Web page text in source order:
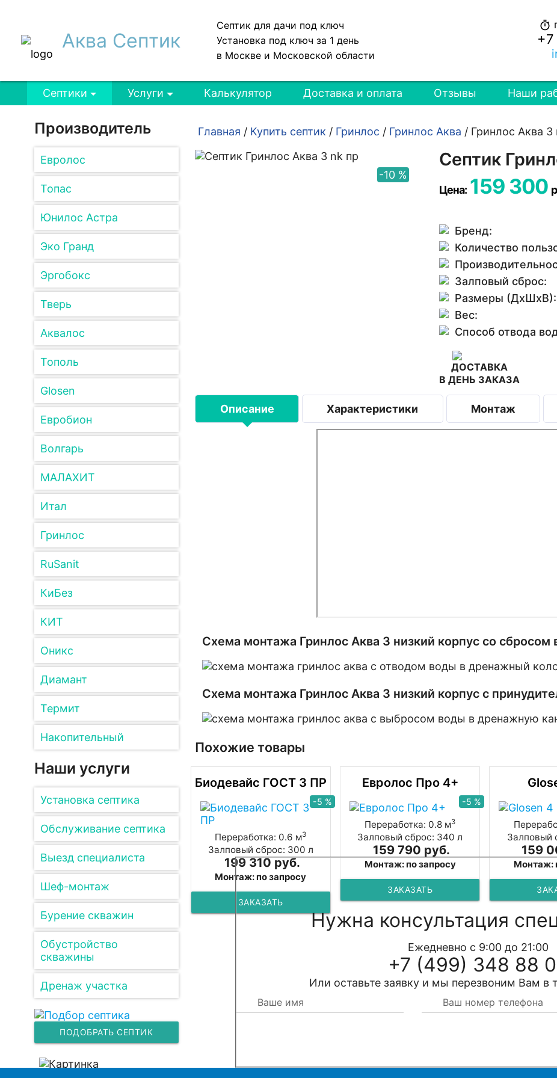
Аква Септик
Септик для дачи под ключ
Установка под ключ за 1 день
в Москве и Московской области
timer
Септики Услуги Калькулятор Доставка и оплата Отзывы Наши
Производитель
Евролос
Топас
Юнилос Астра
Эко Гранд
Эргобокс
Тверь
Аквалос
Тополь
Glosen
Евробион
Волгарь
МАЛАХИТ
Итал
Гринлос
RuSanit
КиБез
КИТ
Оникс
Диамант
Термит
Накопительный
Наши услуги
Установка септика
Обслуживание септика
Выезд специалиста
Шеф-монтаж
Бурение скважин
Обустройство
скважины
Дренаж участка
ПОДОБРАТЬ СЕПТИК
Главная / Купить септик / Гринлос / Гринлос Аква / Гринлос Аква 3
-10 %
Септик
Цена: 159 300
Бренд:
Количество
Залповый сброс:
Размеры (ДхШхВ):
Вес:
Способ отвода
ДОСТАВКА
В ДЕНЬ ЗАКАЗА
Описание Характеристики Монтаж
Схема монтажа Гринлос Аква 3 низкий корпус со
Схема монтажа Гринлос Аква 3 низкий корпус с
Похожие товары
Биодевайс ГОСТ 3 ПР
-5 %
Переработка: 0.6 м3
Залповый сброс: 300 л
199 310 руб.
Монтаж: по запросу
ЗАКАЗАТЬ
Евролос Про 4+
-5 %
Переработка: 0.8 м3
Залповый сброс: 340 л
159 790 руб.
Монтаж: по запросу
ЗАКАЗАТЬ
Залповый
159
Монтаж:
Нужна консультация
Ежедневно с 9:00 до 21:00
+7 (499) 348 88
Или оставьте заявку и мы перезвоним Вам в